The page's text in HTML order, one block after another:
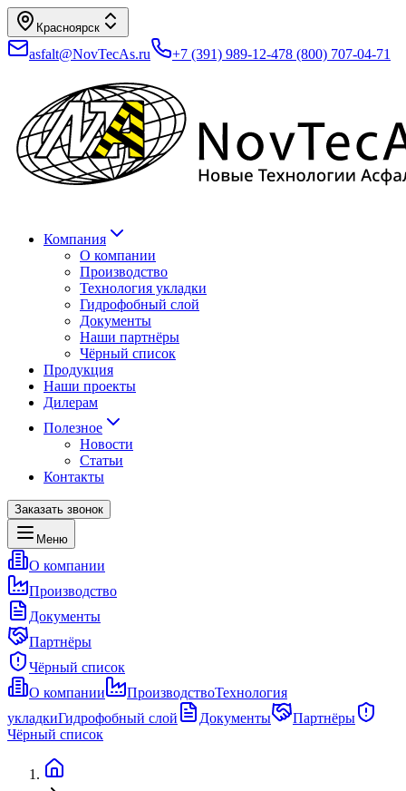
Красноярск
asfalt@NovTecAs.ru +7 (391) 989-12-478 (800) 707-04-71
Компания
О компании
Производство
Технология укладки
Гидрофобный слой
Документы
Наши партнёры
Чёрный список
Продукция
Наши проекты
Дилерам
Полезное
Новости
Статьи
Контакты
Заказать звонок
Меню
О компании
Производство
Документы
Партнёры
Чёрный список
О компании
ПроизводствоТехнология
укладкиГидрофобный слой Документы
Партнёры
Чёрный список